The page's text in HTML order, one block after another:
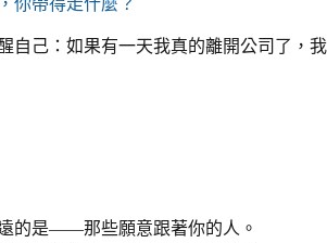
你帶得走什麼？
自己：如果有一天我真的離開公司了，我
的是——那些願意跟著你的人。